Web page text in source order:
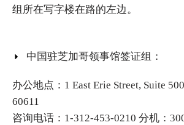
组所在写字楼在路的左边。
中国驻芝加哥领事馆签证组：
办公地点：1 East Erie Street, Suite
60611
咨询电话：1-312-453-0210 分机：